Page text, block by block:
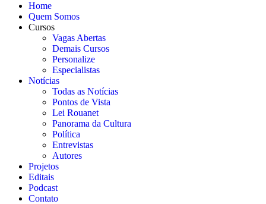
Home
Quem Somos
Cursos
Vagas Abertas
Demais Cursos
Personalize
Especialistas
Notícias
Todas as Notícias
Pontos de Vista
Lei Rouanet
Panorama da Cultura
Política
Entrevistas
Autores
Projetos
Editais
Podcast
Contato